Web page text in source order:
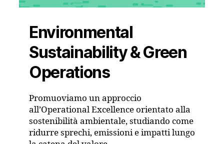
Environmental
Sustainability & Green
Operations
Promuoviamo un approccio
all’Operational Excellence orientato alla
sostenibilità ambientale, studiando come
ridurre sprechi, emissioni e impatti lungo